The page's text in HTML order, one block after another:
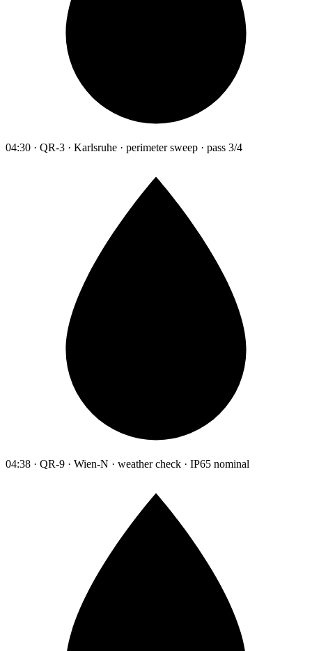
04:30 · QR-3 · Karlsruhe · perimeter sweep · pass 3/4
04:38 · QR-9 · Wien-N · weather check · IP65 nominal